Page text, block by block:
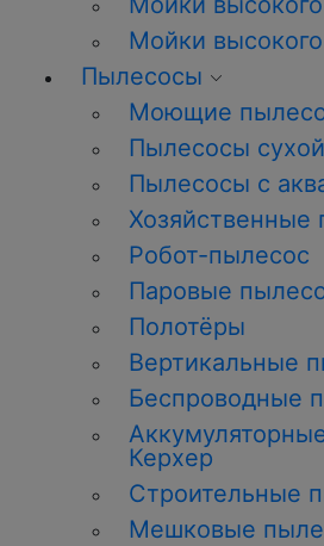
Мойки
Пылесосы
Моющие
Пылесосы
Пылесосы с
Хозяйственные
Робот-пылесос
Паровые
Полотёры
Вертикальные
Беспроводные
Керхер
Строительные
Мешковые